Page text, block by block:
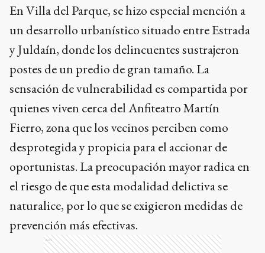
En Villa del Parque, se hizo especial mención a
un desarrollo urbanístico situado entre Estrada
y Juldaín, donde los delincuentes sustrajeron
postes de un predio de gran tamaño. La
sensación de vulnerabilidad es compartida por
quienes viven cerca del Anfiteatro Martín
Fierro, zona que los vecinos perciben como
desprotegida y propicia para el accionar de
oportunistas. La preocupación mayor radica en
el riesgo de que esta modalidad delictiva se
naturalice, por lo que se exigieron medidas de
prevención más efectivas.
Ads